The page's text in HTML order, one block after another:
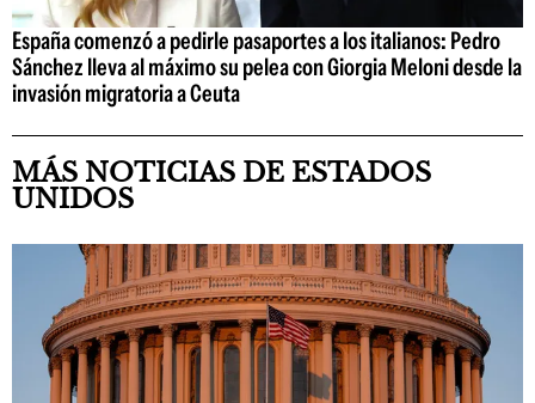
España comenzó a pedirle pasaportes a los italianos: Pedro
Sánchez lleva al máximo su pelea con Giorgia Meloni desde la
invasión migratoria a Ceuta
MÁS NOTICIAS DE ESTADOS
UNIDOS